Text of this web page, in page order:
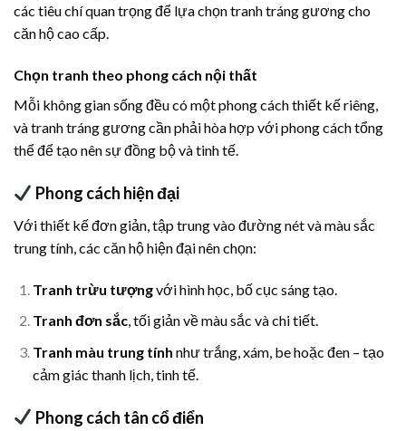
các tiêu chí quan trọng để lựa chọn tranh tráng gương cho
căn hộ cao cấp.
Chọn tranh theo phong cách nội thất
Mỗi không gian sống đều có một phong cách thiết kế riêng,
và tranh tráng gương cần phải hòa hợp với phong cách tổng
thể để tạo nên sự đồng bộ và tinh tế.
Phong cách hiện đại
Với thiết kế đơn giản, tập trung vào đường nét và màu sắc
trung tính, các căn hộ hiện đại nên chọn:
Tranh trừu tượngvới hình học, bố cục sáng tạo.
Tranh đơn sắc, tối giản về màu sắc và chi tiết.
Tranh màu trung tính như trắng, xám, be hoặc đen – tạo
cảm giác thanh lịch, tinh tế.
Phong cách tân cổ điển